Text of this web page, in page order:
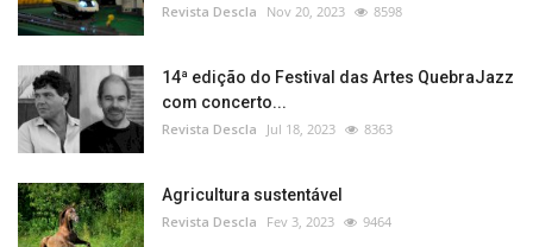
Revista Descla Nov 20, 2023 8598
14ª edição do Festival das Artes QuebraJazz
com concerto...
Revista Descla Jul 18, 2023 8363
Agricultura sustentável
Revista Descla Fev 3, 2023 9464